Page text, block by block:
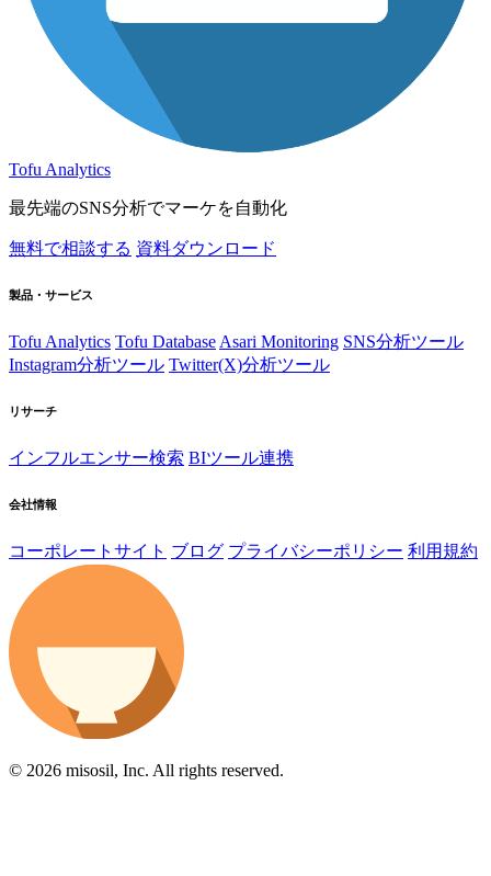
Tofu Analytics
最先端のSNS分析でマーケを自動化
無料で相談する 資料ダウンロード
製品・サービス
Tofu Analytics Tofu Database Asari Monitoring SNS分析ツール
Instagram分析ツール Twitter(X)分析ツール
リサーチ
インフルエンサー検索 BIツール連携
会社情報
コーポレートサイト ブログ プライバシーポリシー 利用規約
© 2026 misosil, Inc. All rights reserved.